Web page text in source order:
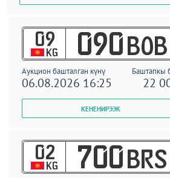
09
KG 090 BOB
Аукцион башталган күнү Баштапкы
06.08.2026 16:25 22
02
KG 700 BRS